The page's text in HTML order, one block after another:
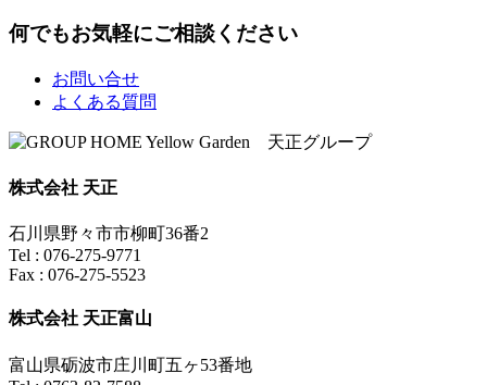
何でもお気軽にご相談ください
お問い合せ
よくある質問
株式会社 天正
石川県野々市市柳町36番2
Tel : 076-275-9771
Fax : 076-275-5523
株式会社 天正富山
富山県砺波市庄川町五ヶ53番地